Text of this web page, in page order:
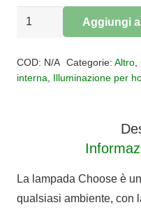
LAMPADA
CHOOSE
Aggiungi
COD: N/A Categorie: Altro,
interna
Illuminazione per
La lampada Choose è
qualsiasi ambiente, con